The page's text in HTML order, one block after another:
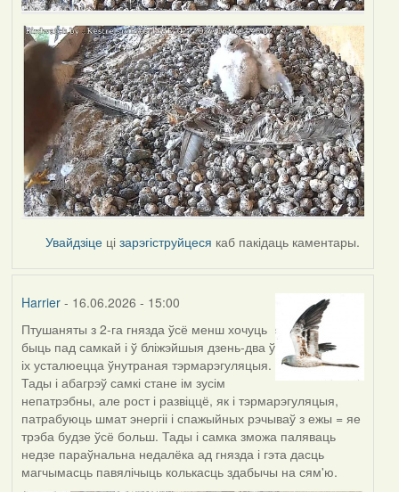
Увайдзіце цізарэгіструйцеся каб пакідаць каментары.
Harrier- 16.06.2026 - 15:00
Птушаняты з 2-га гнязда ўсё менш хочуць
быць пад самкай і ў бліжэйшыя дзень-два ў
іх усталюецца ўнутраная тэрмарэгуляцыя.
Тады і абагрэў самкі стане ім зусім
непатрэбны, але рост і развіццё, як і тэрмарэгуляцыя,
патрабуюць шмат энергіі і спажыйных рэчываў з ежы = яе
трэба будзе ўсё больш. Тады і самка зможа паляваць
недзе параўнальна недалёка ад гнязда і гэта дасць
магчымасць павялічыць колькасць здабычы на сям'ю.